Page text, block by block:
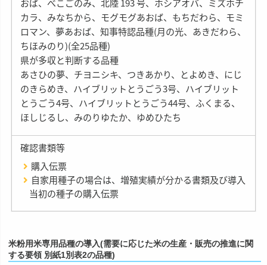
おば、べこごのみ、北陸 193 号、ホシアオバ、ミズホチ
カラ、みなちから、モグモグあおば、もちだわら、モミ
ロマン、夢あおば、知事特認品種(月の光、あきだわら、
ちほみのり)(全25品種)
県が多収と判断する品種
あさひの夢、チヨニシキ、つきあかり、とよめき、にじ
のきらめき、ハイブリットとうごう3号、ハイブリット
とうごう4号、ハイブリットとうごう44号、ふくまる、
ほしじるし、みのりゆたか、ゆめひたち
確認書類等
購入伝票
自家用種子の場合は、増殖実績が分かる書類及び導入
当初の種子の購入伝票
米粉用米専用品種の導入(需要に応じた米の生産・販売の推進に関
する要領 別紙1別表2の品種)